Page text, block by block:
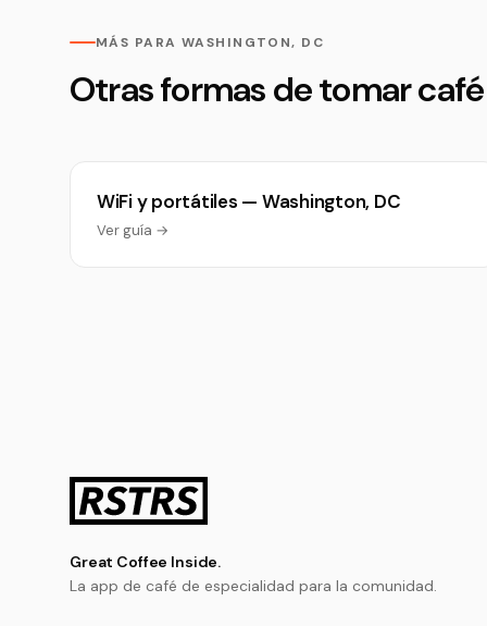
MÁS PARA WASHINGTON, DC
Otras formas de tomar
WiFi y portátiles — Washington, DC
Ver guía →
Great Coffee Inside.
La app de café de especialidad para la comunidad.